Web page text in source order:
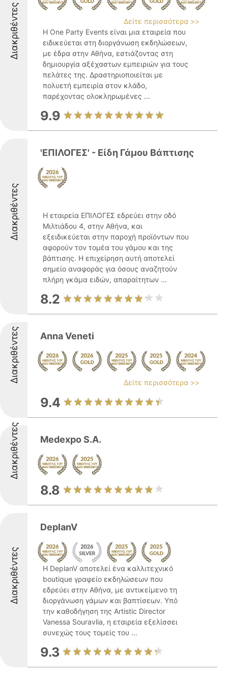
Διακριθέντες
Δείτε περισσότερα >>
Η One Party Events είναι μια εταιρεία που
ειδικεύεται στη διοργάνωση εκδηλώσεων,
με έδρα στην Αθήνα, εστιάζοντας στη
δημιουργία αξέχαστων εμπειριών για τους
πελάτες της. Δραστηριοποιείται με
πολυετή εμπειρία στον κλάδο,
παρέχοντας ολοκληρωμένες ...
9.9
Διακριθέντες
'ΕΠΙΛΟΓΕΣ' - Είδη Γάμου Βάπτισης
Η εταιρεία ΕΠΙΛΟΓΕΣ εδρεύει στην οδό
Μιλτιάδου 4, στην Αθήνα, και
εξειδικεύεται στην παροχή προϊόντων που
αφορούν τον τομέα του γάμου και της
βάπτισης. Η επιχείρηση αυτή αποτελεί
σημείο αναφοράς για όσους αναζητούν
πλήρη γκάμα ειδών, απαραίτητων ...
8.2
Διακριθέντες Anna Veneti
Δείτε περισσότερα >>
9.4
Διακριθέντες Medexpo S.A.
8.8
Διακριθέντες
DeplanV
Η DeplanV αποτελεί ένα καλλιτεχνικό
boutique γραφείο εκδηλώσεων που
εδρεύει στην Αθήνα, με αντικείμενο τη
διοργάνωση γάμων και βαπτίσεων. Υπό
την καθοδήγηση της Artistic Director
Vanessa Souravlia, η εταιρεία εξελίσσει
συνεχώς τους τομείς του ...
9.3